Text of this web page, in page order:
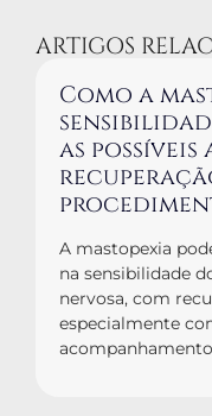
ARTIGOS
Como a
as
A mastopexia
na sensibilidade
nervosa, com
especialmente